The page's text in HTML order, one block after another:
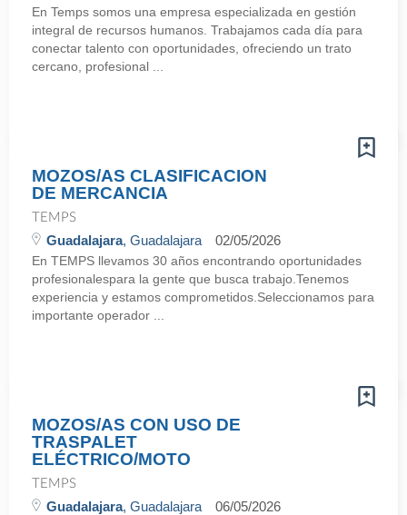
En Temps somos una empresa especializada en gestión
integral de recursos humanos. Trabajamos cada día para
conectar talento con oportunidades, ofreciendo un trato
cercano, profesional ...
MOZOS/AS CLASIFICACION
DE MERCANCIA
TEMPS
Guadalajara, Guadalajara 02/05/2026
En TEMPS llevamos 30 años encontrando oportunidades
profesionalespara la gente que busca trabajo.Tenemos
experiencia y estamos comprometidos.Seleccionamos para
importante operador ...
MOZOS/AS CON USO DE
TRASPALET
ELÉCTRICO/MOTO
TEMPS
Guadalajara, Guadalajara 06/05/2026